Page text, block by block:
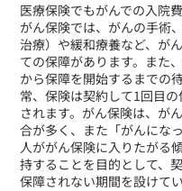
医療保険でもがんでの入院
がん保険では、がんの手術
治療）や緩和療養など、が
ての保障があります。また
から保障を開始するまでの
常、保険は契約して1回目
されます。がん保険は、が
合が多く、また「がんにな
人ががん保険に入りたがる
持することを目的として、
保障されない期間を設けて